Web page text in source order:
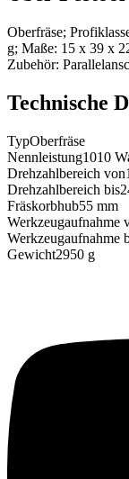
Oberfräse;
g; Maße: 15 x 39 x
Zubehör:
Technische
TypOberfräse
Nennleistung1010
Drehzahlbereich von
Drehzahlbereich bis
Fräskorbhub55 mm
Werkzeugaufnahme
Werkzeugaufnahme
Gewicht2950 g